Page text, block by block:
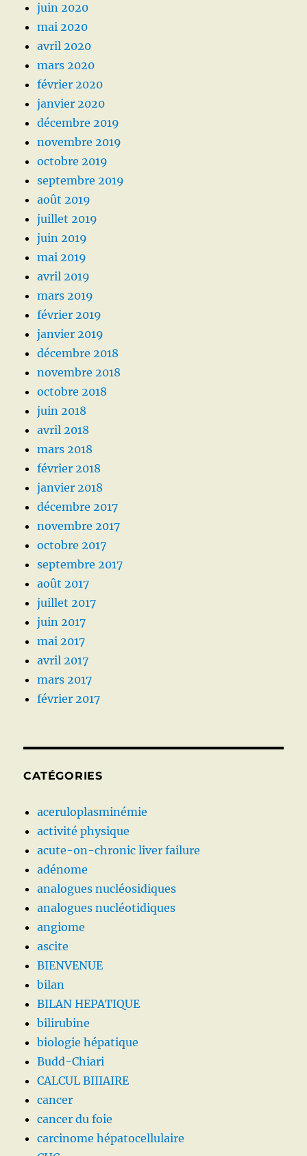
juin 2020
mai 2020
avril 2020
mars 2020
février 2020
janvier 2020
décembre 2019
novembre 2019
octobre 2019
septembre 2019
août 2019
juillet 2019
juin 2019
mai 2019
avril 2019
mars 2019
février 2019
janvier 2019
décembre 2018
novembre 2018
octobre 2018
juin 2018
avril 2018
mars 2018
février 2018
janvier 2018
décembre 2017
novembre 2017
octobre 2017
septembre 2017
août 2017
juillet 2017
juin 2017
mai 2017
avril 2017
mars 2017
février 2017
CATÉGORIES
aceruloplasminémie
activité physique
acute-on-chronic liver failure
adénome
analogues nucléosidiques
analogues nucléotidiques
angiome
ascite
BIENVENUE
bilan
BILAN HEPATIQUE
bilirubine
biologie hépatique
Budd-Chiari
CALCUL BIIIAIRE
cancer
cancer du foie
carcinome hépatocellulaire